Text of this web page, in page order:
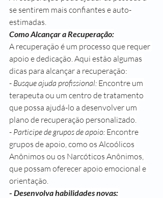
se sentirem mais confiantes e auto-
estimadas.
Como Alcançar a Recuperação:
A recuperação é um processo que requer
apoio e dedicação. Aqui estão algumas
dicas para alcançar a recuperação:
- Busque ajuda profissional: Encontre um
terapeuta ou um centro de tratamento
que possa ajudá-lo a desenvolver um
plano de recuperação personalizado.
- Participe de grupos de apoio: Encontre
grupos de apoio, como os Alcoólicos
Anônimos ou os Narcóticos Anônimos,
que possam oferecer apoio emocional e
orientação.
- Desenvolva habilidades novas: